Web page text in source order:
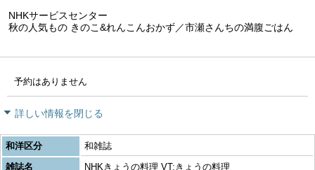
NHKサービスセンター
秋の人気もの きのこ&れんこんおかず／市瀬さんちの満腹ごはん
予約はありません
詳しい情報を閉じる
和洋区分
和雑誌
雑誌名
NHKきょうの料理 VT:きょうの料理